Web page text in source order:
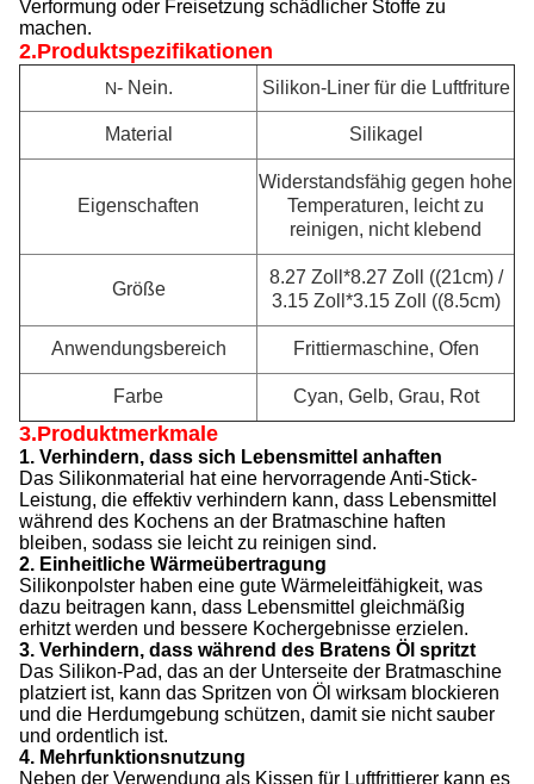
Verformung oder Freisetzung schädlicher Stoffe zu
machen.
2.Produktspezifikationen
N- Nein. Silikon-Liner für die Luftfriture
Material Silikagel
Eigenschaften
Widerstandsfähig gegen hohe
Temperaturen, leicht zu
reinigen, nicht klebend
Größe
8.27 Zoll*8.27 Zoll ((21cm) /
3.15 Zoll*3.15 Zoll ((8.5cm)
Anwendungsbereich Frittiermaschine, Ofen
Farbe Cyan, Gelb, Grau, Rot
3.Produktmerkmale
1. Verhindern, dass sich Lebensmittel anhaften
Das Silikonmaterial hat eine hervorragende Anti-Stick-
Leistung, die effektiv verhindern kann, dass Lebensmittel
während des Kochens an der Bratmaschine haften
bleiben, sodass sie leicht zu reinigen sind.
2. Einheitliche Wärmeübertragung
Silikonpolster haben eine gute Wärmeleitfähigkeit, was
dazu beitragen kann, dass Lebensmittel gleichmäßig
erhitzt werden und bessere Kochergebnisse erzielen.
3. Verhindern, dass während des Bratens Öl spritzt
Das Silikon-Pad, das an der Unterseite der Bratmaschine
platziert ist, kann das Spritzen von Öl wirksam blockieren
und die Herdumgebung schützen, damit sie nicht sauber
und ordentlich ist.
4. Mehrfunktionsnutzung
Neben der Verwendung als Kissen für Luftfrittierer kann es